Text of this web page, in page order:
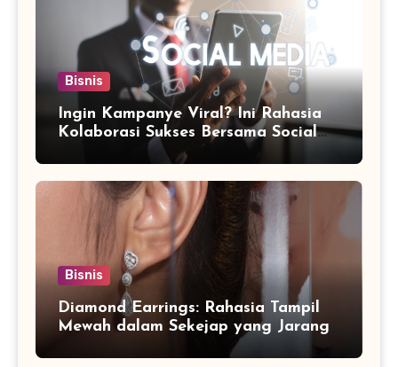
Bisnis
Ingin Kampanye Viral? Ini Rahasia
Kolaborasi Sukses Bersama Social
Media Marketing Agency
Bisnis
Diamond Earrings: Rahasia Tampil
Mewah dalam Sekejap yang Jarang